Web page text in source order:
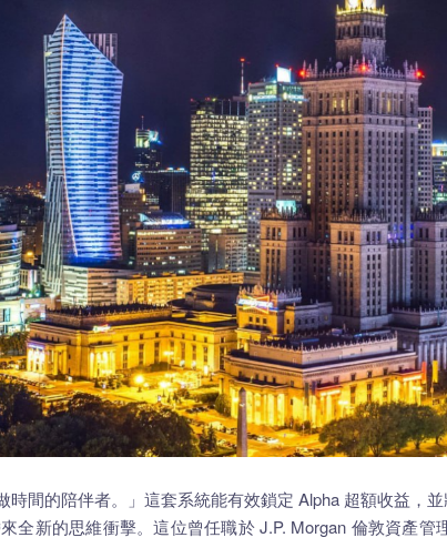
間的陪伴者。」這套系統能有效鎖定 Alpha 超額收益，
全新的思維衝擊。這位曾任職於 J.P. Morgan 倫敦資產